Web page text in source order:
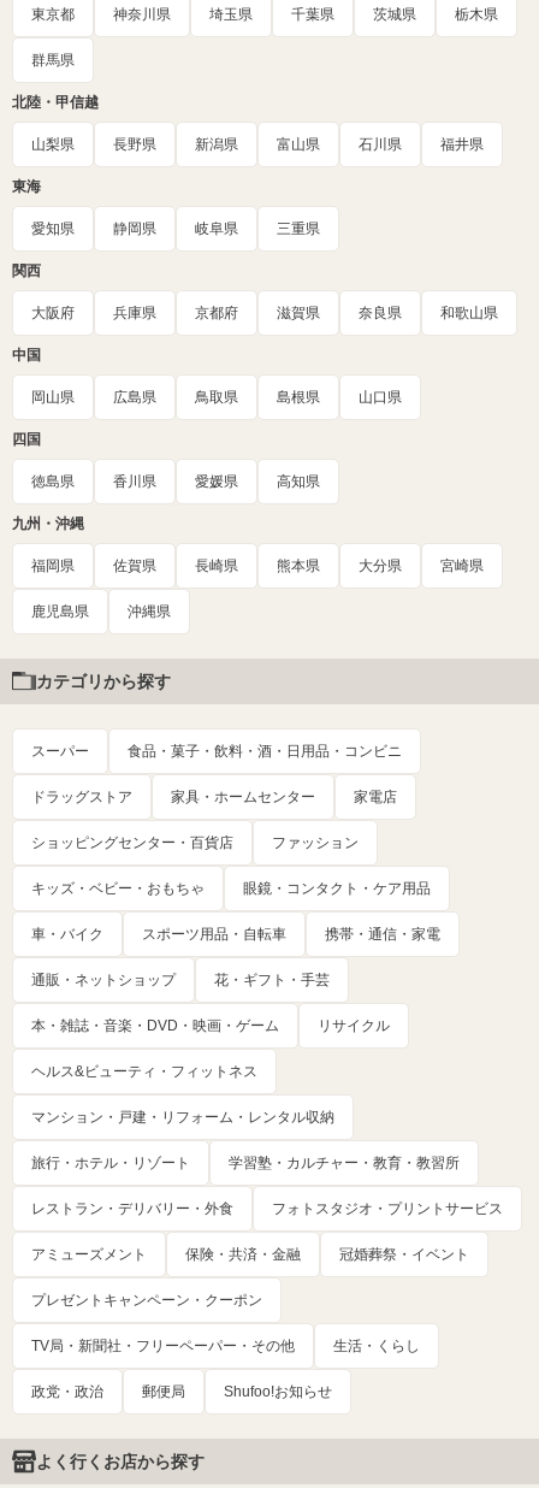
東京都 神奈川県 埼玉県 千葉県 茨城県 栃木県
群馬県
北陸・甲信越
山梨県 長野県 新潟県 富山県 石川県 福井県
東海
愛知県 静岡県 岐阜県 三重県
関西
大阪府 兵庫県 京都府 滋賀県 奈良県 和歌山県
中国
岡山県 広島県 鳥取県 島根県 山口県
四国
徳島県 香川県 愛媛県 高知県
九州・沖縄
福岡県 佐賀県 長崎県 熊本県 大分県 宮崎県
鹿児島県 沖縄県
カテゴリから探す
スーパー 食品・菓子・飲料・酒・日用品・コンビニ
ドラッグストア 家具・ホームセンター 家電店
ショッピングセンター・百貨店 ファッション
キッズ・ベビー・おもちゃ 眼鏡・コンタクト・ケア用品
車・バイク スポーツ用品・自転車 携帯・通信・家電
通販・ネットショップ 花・ギフト・手芸
本・雑誌・音楽・DVD・映画・ゲーム リサイクル
ヘルス&ビューティ・フィットネス
マンション・戸建・リフォーム・レンタル収納
旅行・ホテル・リゾート 学習塾・カルチャー・教育・教習所
レストラン・デリバリー・外食 フォトスタジオ・プリントサービス
アミューズメント 保険・共済・金融 冠婚葬祭・イベント
プレゼントキャンペーン・クーポン
TV局・新聞社・フリーペーパー・その他 生活・くらし
政党・政治 郵便局 Shufoo!お知らせ
よく行くお店から探す